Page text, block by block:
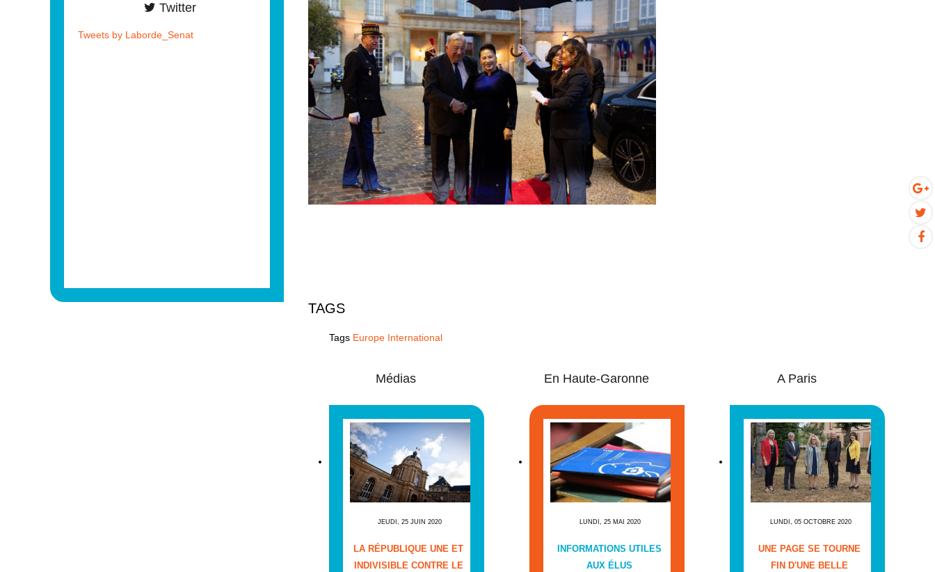
TAGS
Tags Europe International
Médias
JEUDI, 25 JUIN 2020
LA RÉPUBLIQUE UNE ET
INDIVISIBLE CONTRE LE
En Haute-Garonne
LUNDI, 25 MAI 2020
INFORMATIONS UTILES
AUX ÉLUS
A Paris
LUNDI, 05 OCTOBRE 2020
UNE PAGE SE TOURNE
FIN D'UNE BELLE
Twitter
Tweets by Laborde_Senat